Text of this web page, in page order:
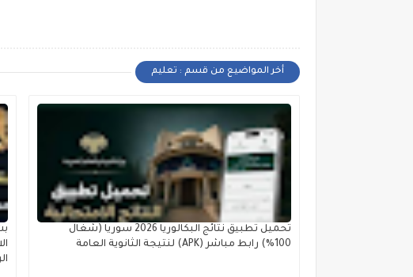
أخر المواضيع من قسم : تعليم
تحميل تطبيق نتائج البكالوريا 2026 سوريا (شغال
100%) رابط مباشر (APK) لنتيجة الثانوية العامة